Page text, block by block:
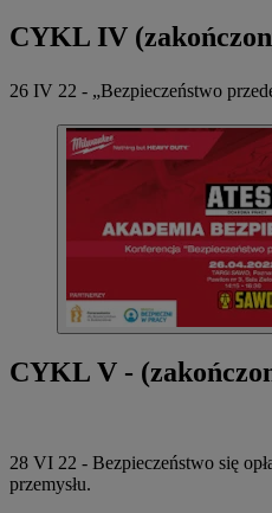
CYKL IV
26 IV 22 - „Bezpieczeństwo
CYKL V -
28 VI 22 - Bezpieczeństwo się
przemysłu.